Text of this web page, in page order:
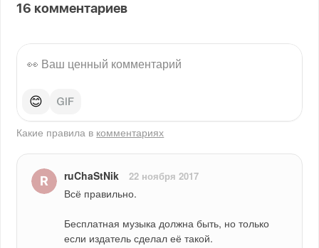
16 комментариев
😊
Какие правила в комментариях
ruChaStNik 22 ноября 2017
Всё правильно.
Бесплатная музыка должна быть, но только
если издатель сделал её такой.